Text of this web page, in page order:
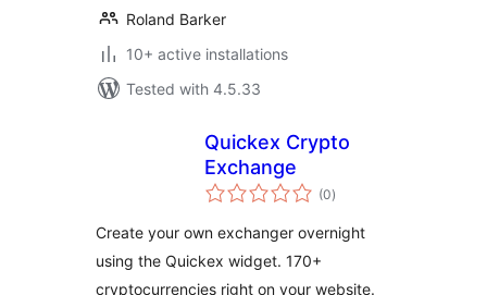
Roland Barker
10+ active installations
Tested with 4.5.33
Quickex Сrypto
Exchange
(0total
ratings
)
Create your own exchanger overnight
using the Quickex widget. 170+
cryptocurrencies right on your website.